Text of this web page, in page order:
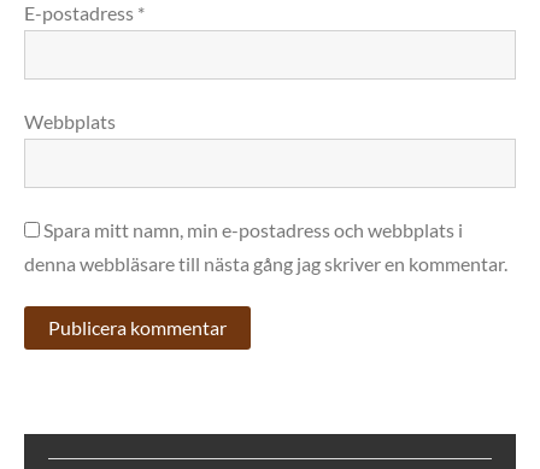
E-postadress *
Webbplats
Spara mitt namn, min e-postadress och webbplats i
denna webbläsare till nästa gång jag skriver en kommentar.